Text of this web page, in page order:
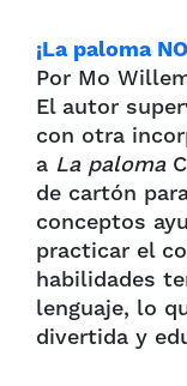
¡La paloma
Por Mo
El autor
con otra
a La paloma
de cartón
conceptos
practicar el
habilidades
lenguaje, lo
divertida y